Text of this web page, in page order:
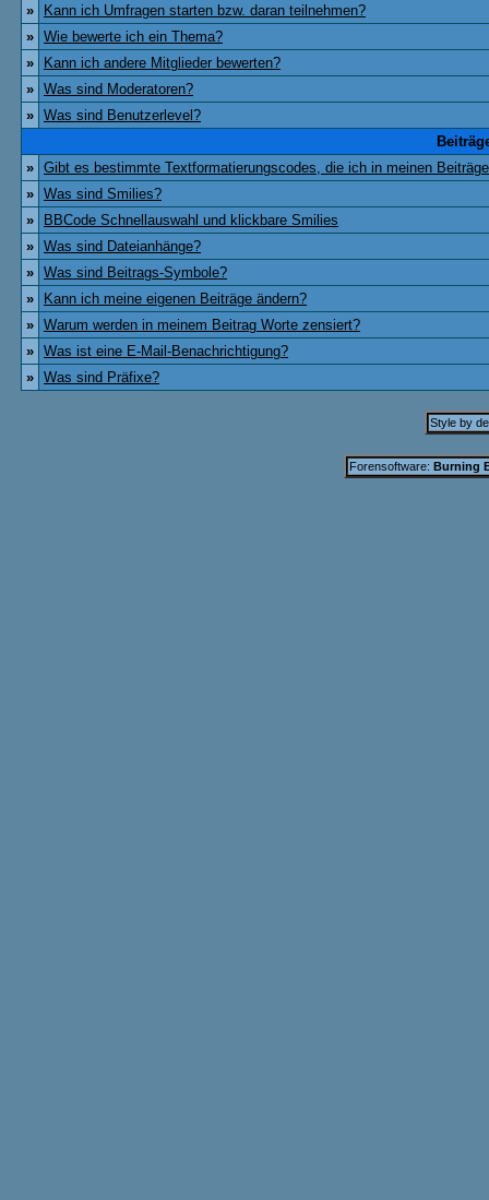
»
Kann ich Umfragen starten bzw. daran teilnehmen?
» Wie bewerte ich ein Thema?
»
Kann ich andere Mitglieder bewerten?
» Was sind Moderatoren?
» Was sind Benutzerlevel?
» Gibt es bestimmte Textformatierungscodes, die ich in meinen
» Was sind Smilies?
»
BBCode Schnellauswahl und klickbare Smilies
» Was sind Dateianhänge?
» Was sind Beitrags-Symbole?
»
Kann ich meine eigenen Beiträge ändern?
» Warum werden in meinem Beitrag Worte zensiert?
» Was ist eine E-Mail-Benachrichtigung?
» Was sind Präfixe?
Style by
Forensoftware: Burning